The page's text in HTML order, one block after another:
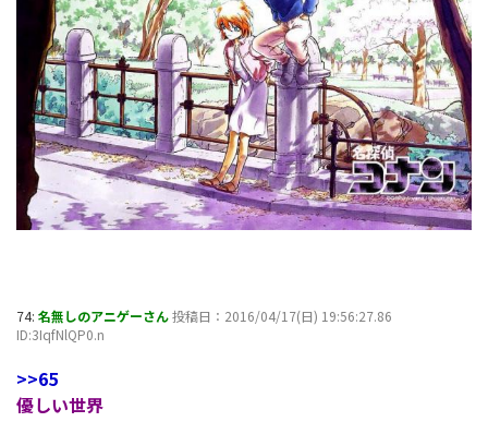
74: 名無しのアニゲーさん投稿日：2016/04/17(日) 19:56:27.86
ID:3IqfNlQP0.n
>>65
優しい世界